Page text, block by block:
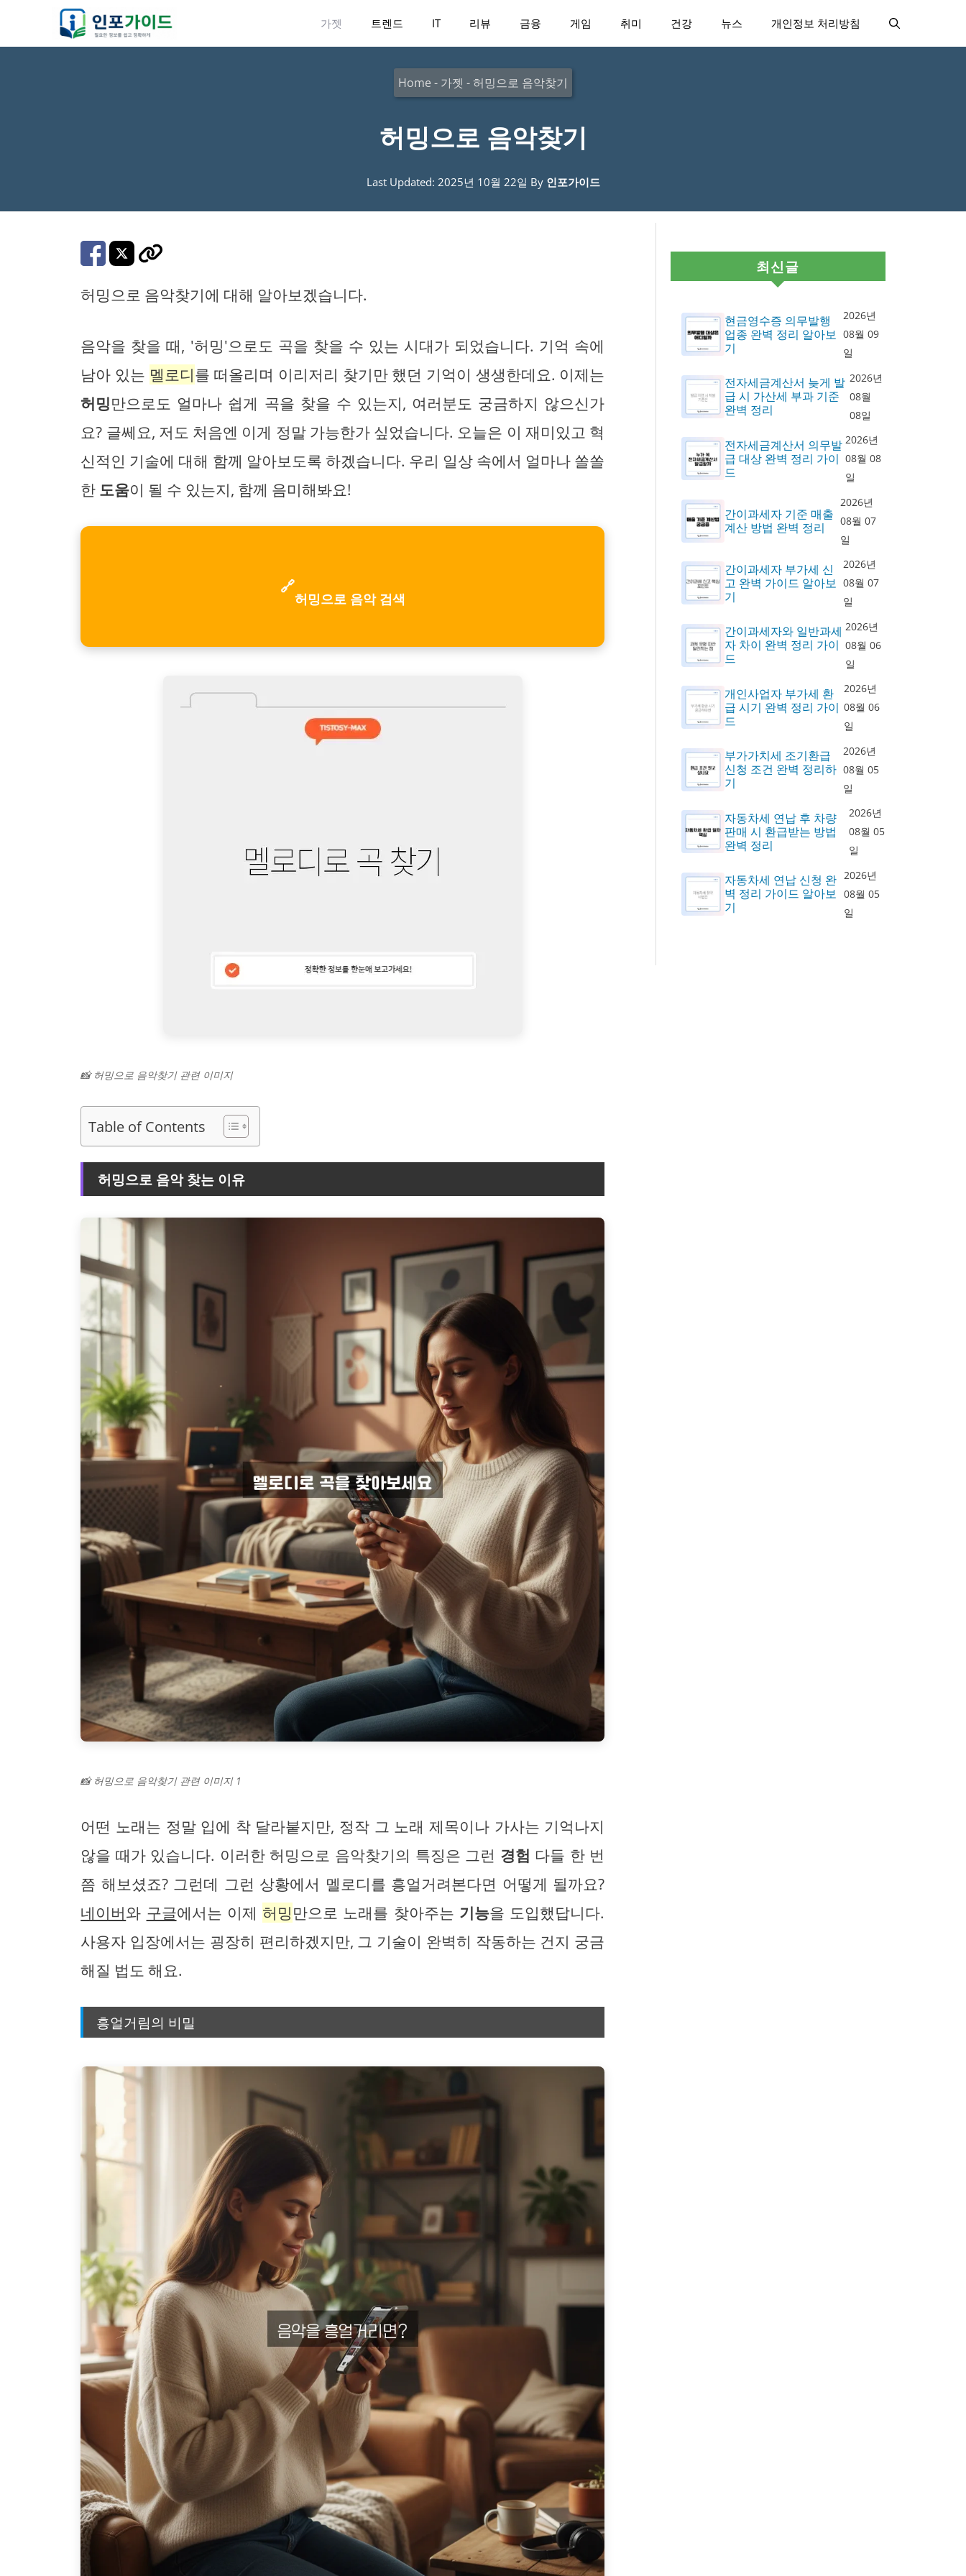
가젯 트렌드 IT 리뷰 금융 게임 취미 건강 뉴스 개인정보 처리방침
Home - 가젯 -허밍으로 음악찾기
허밍으로 음악찾기
Last Updated: 2025년 10월 22일 By 인포가이드
허밍으로 음악찾기에 대해 알아보겠습니다.
음악을 찾을 때, '허밍'으로도 곡을 찾을 수 있는 시대가 되었습니다. 기억 속에
남아 있는 멜로디를 떠올리며 이리저리 찾기만 했던 기억이 생생한데요. 이제는
허밍만으로도 얼마나 쉽게 곡을 찾을 수 있는지, 여러분도 궁금하지 않으신가
요? 글쎄요, 저도 처음엔 이게 정말 가능한가 싶었습니다. 오늘은 이 재미있고 혁
신적인 기술에 대해 함께 알아보도록 하겠습니다. 우리 일상 속에서 얼마나 쏠쏠
한 도움이 될 수 있는지, 함께 음미해봐요!
🔗
허밍으로 음악 검색
📸 허밍으로 음악찾기 관련 이미지
Table of Contents
허밍으로 음악 찾는 이유
📸 허밍으로 음악찾기 관련 이미지 1
어떤 노래는 정말 입에 착 달라붙지만, 정작 그 노래 제목이나 가사는 기억나지
않을 때가 있습니다. 이러한 허밍으로 음악찾기의 특징은 그런 경험 다들 한 번
쯤 해보셨죠? 그런데 그런 상황에서 멜로디를 흥얼거려본다면 어떻게 될까요?
네이버와 구글에서는 이제 허밍만으로 노래를 찾아주는 기능을 도입했답니다.
사용자 입장에서는 굉장히 편리하겠지만, 그 기술이 완벽히 작동하는 건지 궁금
해질 법도 해요.
흥얼거림의 비밀
최신글
현금영수증 의무발행
업종 완벽 정리 알아보
기
2026년
08월 09
일
전자세금계산서 늦게 발
급 시 가산세 부과 기준
완벽 정리
2026년
08월
08일
전자세금계산서 의무발
급 대상 완벽 정리 가이
드
2026년
08월 08
일
간이과세자 기준 매출
계산 방법 완벽 정리
2026년
08월 07
일
간이과세자 부가세 신
고 완벽 가이드 알아보
기
2026년
08월 07
일
간이과세자와 일반과세
자 차이 완벽 정리 가이
드
2026년
08월 06
일
개인사업자 부가세 환
급 시기 완벽 정리 가이
드
2026년
08월 06
일
부가가치세 조기환급
신청 조건 완벽 정리하
기
2026년
08월 05
일
자동차세 연납 후 차량
판매 시 환급받는 방법
완벽 정리
2026년
08월 05
일
자동차세 연납 신청 완
벽 정리 가이드 알아보
기
2026년
08월 05
일